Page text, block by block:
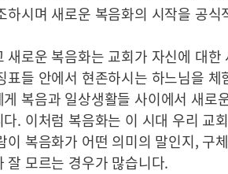
하시며 새로운 복음화의 시작을 공식
새로운 복음화는 교회가 자신에 대
표들 안에서 현존하시는 하느님을
게 복음과 일상생활들 사이에서 새로
. 이처럼 복음화는 이 시대 우리 교
이 복음화가 어떤 의미의 말인지, 구
잘 모르는 경우가 많습니다.